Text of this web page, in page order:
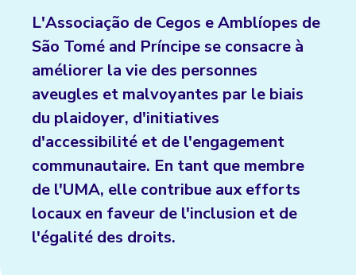
L'Associação de Cegos e Amblíopes de
São Tomé and Príncipe se consacre à
améliorer la vie des personnes
aveugles et malvoyantes par le biais
du plaidoyer, d'initiatives
d'accessibilité et de l'engagement
communautaire. En tant que membre
de l'UMA, elle contribue aux efforts
locaux en faveur de l'inclusion et de
l'égalité des droits.